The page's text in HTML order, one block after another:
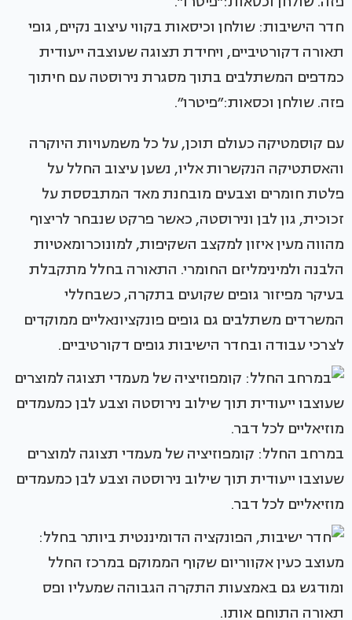
חדר הישיבות: שולחן וכיסאות בקווי עיצוב נקיים, גופי
תאורה דקורטיביים, ויחידת תצוגה שעוצבה ייעודית
כמדפים המשתלבים בתוך מסגרת נירוסטה עם חיתוך
פזה. שולחן וכסאות:״פיטרו״.
עם קוסמטיקה כעולם תוכן, על כל משמעויות היוקרה
והאסתטיקה הנקשרות אליו, נשען עיצוב החלל על
פלטת חומרים וצבעים מובחנת מאד המתבססת על
זכוכית, גון לבן ונירוסטה, כאשר פרקט שנבחר לריצוף
מהווה מעין איזון למקצב השקיפות, למונוכרומאטיות
הלבנה ולמינימליזם החומרי. התאורה בחלל מתקבלת
בעיקר מפיזור גופים שקועים בתקרה, כשבחללי
המשרדים משתלבים גם גופים פונקציונאליים ממוקדים
לצרכי עבודה ובחדר הישיבות גופים דקורטיביים.
במרחב החלל: קומפוזיציה של מעמדי תצוגה למוצרים
שעוצבו ייעודית תוך שילוב נירוסטה וצבע לבן כמעמדים
מוזיאליים לכל דבר.